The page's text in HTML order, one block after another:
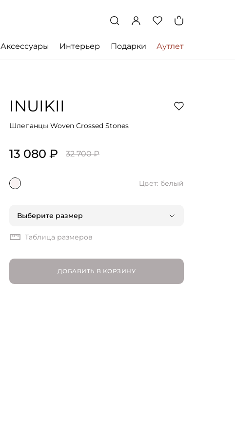
Аксессуары Интерьер Подарки Аутлет
INUIKII
Шлепанцы Woven Crossed Stones
13 080 ₽ 32 700 ₽
Цвет: белый
Выберите размер
EU 37 | RU 37
Таблица размеров
ДОБАВИТЬ В КОРЗИНУ